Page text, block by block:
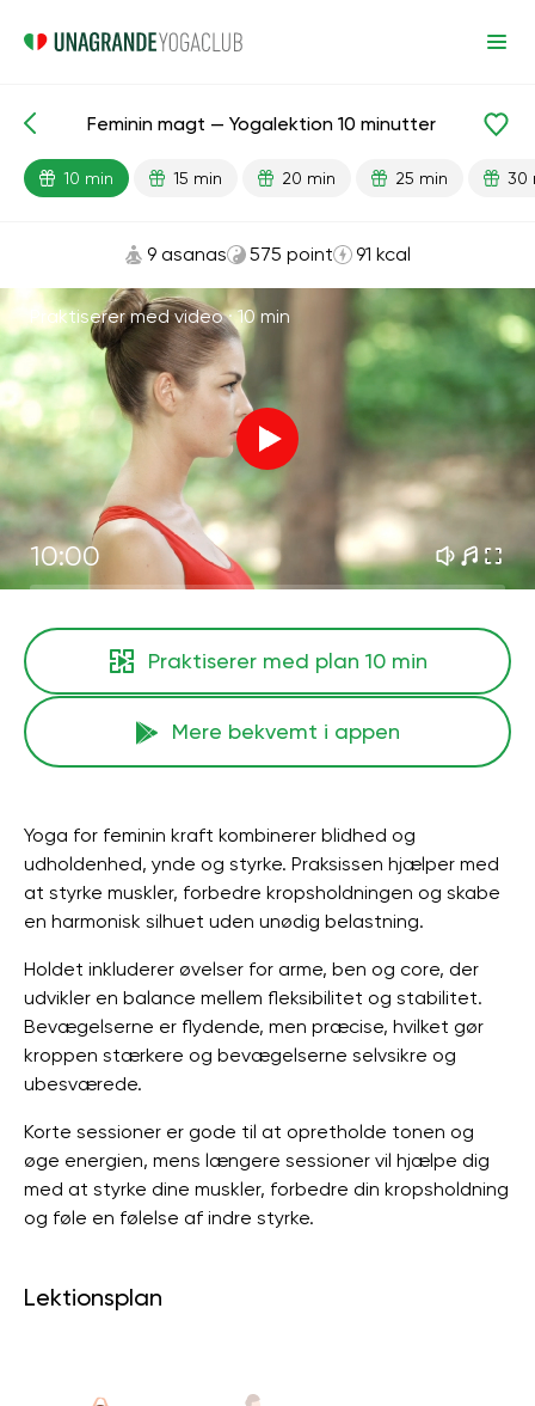
Færdiglavede lektioner Køn
Feminin magt — Yogalektion 10 minutter
10 min 15 min 20 min 25 min 30
9 asanas 575 point 91 kcal
Praktiserer med video ·10 min
10:00
Praktiserer med plan 10 min
Mere bekvemt i appen
Yoga for feminin kraft kombinerer blidhed og
udholdenhed, ynde og styrke. Praksissen hjælper med
at styrke muskler, forbedre kropsholdningen og skabe
en harmonisk silhuet uden unødig belastning.
Holdet inkluderer øvelser for arme, ben og core, der
udvikler en balance mellem fleksibilitet og stabilitet.
Bevægelserne er flydende, men præcise, hvilket gør
kroppen stærkere og bevægelserne selvsikre og
ubesværede.
Korte sessioner er gode til at opretholde tonen og
øge energien, mens længere sessioner vil hjælpe dig
med at styrke dine muskler, forbedre din kropsholdning
og føle en følelse af indre styrke.
Lektionsplan